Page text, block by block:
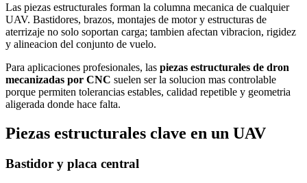
Las piezas estructurales forman la columna mecanica de cualquier
UAV. Bastidores, brazos, montajes de motor y estructuras de
aterrizaje no solo soportan carga; tambien afectan vibracion, rigidez
y alineacion del conjunto de vuelo.
Para aplicaciones profesionales, las piezas estructurales de dron
mecanizadas por CNC suelen ser la solucion mas controlable
porque permiten tolerancias estables, calidad repetible y geometria
aligerada donde hace falta.
Piezas estructurales clave en un UAV
Bastidor y placa central